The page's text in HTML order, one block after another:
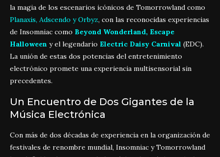
la magia de los escenarios icónicos de Tomorrowland como
Planaxis, Adscendo y Orbyz, con las reconocidas experiencias
de Insomniac como Beyond Wonderland, Escape
Halloween y el legendario Electric Daisy Carnival (EDC).
La unión de estas dos potencias del entretenimiento
electrónico promete una experiencia multisensorial sin
precedentes.
Un Encuentro de Dos Gigantes de la
Música Electrónica
Con más de dos décadas de experiencia en la organización de
festivales de renombre mundial, Insomniac y Tomorrowland